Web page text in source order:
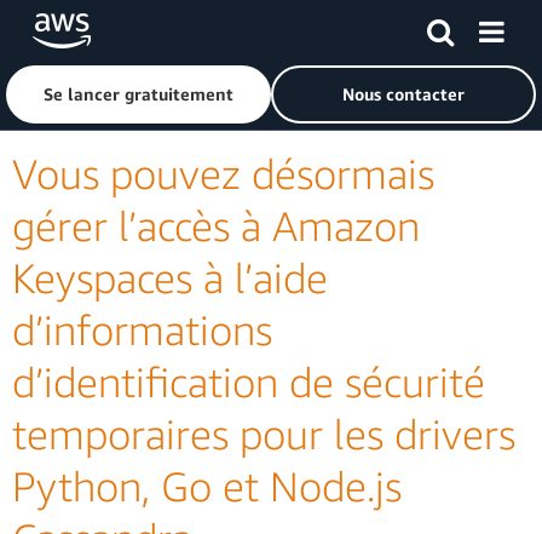
Passer au contenu principal
Cliquer ici pour revenir à la page d'accueil d'Amazon Web
Se lancer gratuitement Nous contacter
Vous pouvez désormais
gérer l’accès à Amazon
Keyspaces à l’aide
d’informations
d’identification de sécurité
temporaires pour les drivers
Python, Go et Node.js